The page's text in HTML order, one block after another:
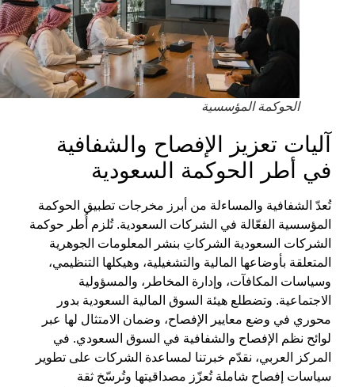
الحوكمة المؤسسية
آليات تعزيز الإفصاح والشفافية
في أطر الحوكمة السعودية
تُعدّ الشفافية والمساءلة من أبرز مخرجات تطبيق الحوكمة
المؤسسية الفعّالة في الشركات السعودية. تُلزم أُطر حوكمة
الشركات السعودية الشركاتِ بنشر المعلومات الجوهرية
المتعلقة بأوضاعها المالية والتشغيلية، وهيكلها التنظيمي،
وسياسات المكافآت، وإدارة المخاطر، والمسؤولية
الاجتماعية. وتضطلع هيئة السوق المالية السعودية بدور
محوري في وضع معايير الإفصاح، وضمان الامتثال لها عبر
لوائح نظم الإفصاح والشفافية في السوق السعودي. في
المركز العربي، نقدّم خبرتنا لمساعدة الشركات على تطوير
سياسات إفصاح شاملة تُعزّز مصداقيتها وتُرسّخ ثقة